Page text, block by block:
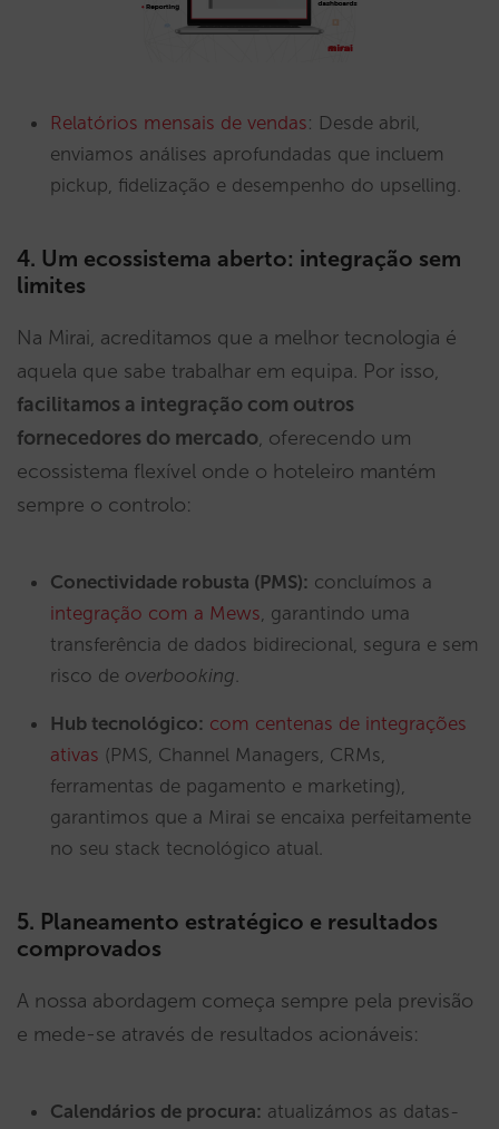
Relatórios mensais de vendas: Desde abril,
enviamos análises aprofundadas que incluem
pickup, fidelização e desempenho do upselling.
4. Um ecossistema aberto: integração sem
limites
Na Mirai, acreditamos que a melhor tecnologia é
aquela que sabe trabalhar em equipa. Por isso,
facilitamos a integração com outros
fornecedores do mercado, oferecendo um
ecossistema flexível onde o hoteleiro mantém
sempre o controlo:
Conectividade robusta (PMS): concluímos a
integração com a Mews , garantindo uma
transferência de dados bidirecional, segura e sem
risco de overbooking
Hub tecnológico: com centenas de integrações
ativas (PMS, Channel Managers, CRMs,
ferramentas de pagamento e marketing),
garantimos que a Mirai se encaixa perfeitamente
no seu stack tecnológico atual.
5. Planeamento estratégico e resultados
comprovados
A nossa abordagem começa sempre pela previsão
e mede-se através de resultados acionáveis:
Calendários de procura: atualizámos as datas-